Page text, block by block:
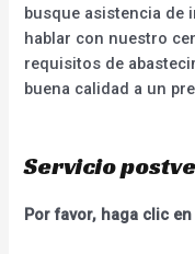
busque asistencia de
hablar con nuestro
requisitos de
buena calidad a un
Servicio
Por favor, haga clic